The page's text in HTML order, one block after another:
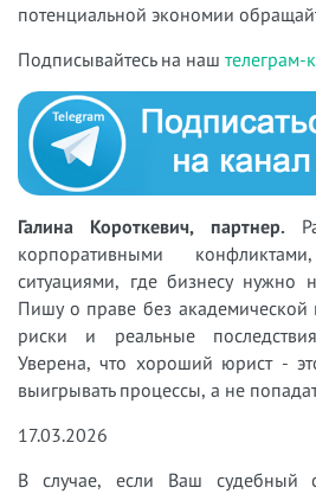
потенциальной экономии
Подписывайтесь на наш телеграм-
Галина Короткевич, партнер.
корпоративными
ситуациями, где бизнесу
Пишу о праве без академической
риски и реальные
Уверена, что хороший юрист -
выигрывать процессы, а не
17.03.2026
В случае, если Ваш судебный